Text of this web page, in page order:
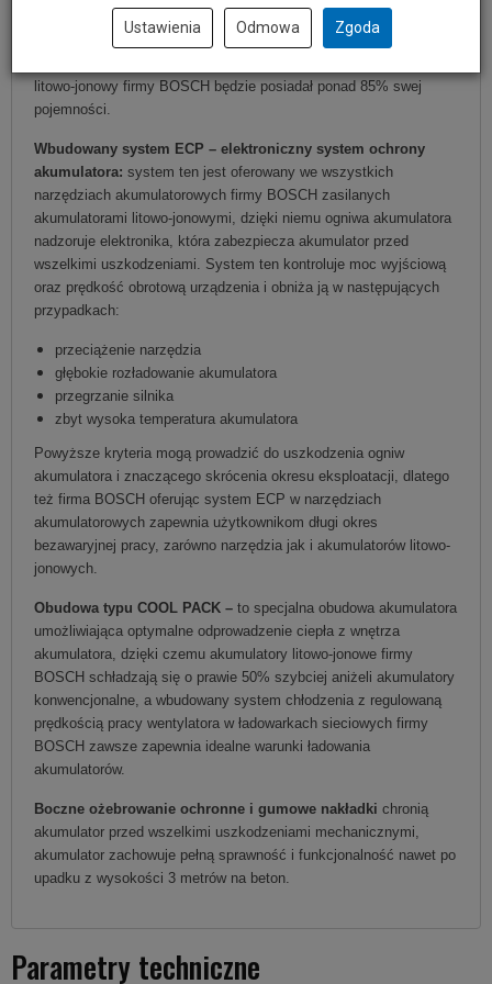
podczas gdy w akumulatorach NiCd / NiMH utrata pojemności
wynosi aż 25%, tym samym po okresie około 4 miesiący
litowo-jonowy firmy BOSCH będzie posiadał ponad 85% swej
pojemności.
Wbudowany system ECP – elektroniczny system ochrony
akumulatora: system ten jest oferowany we wszystkich
narzędziach akumulatorowych firmy BOSCH zasilanych
akumulatorami litowo-jonowymi, dzięki niemu ogniwa akumulatora
nadzoruje elektronika, która zabezpiecza akumulator przed
wszelkimi uszkodzeniami. System ten kontroluje moc wyjściową
oraz prędkość obrotową urządzenia i obniża ją w następujących
przypadkach:
przeciążenie narzędzia
głębokie rozładowanie akumulatora
przegrzanie silnika
zbyt wysoka temperatura akumulatora
Powyższe kryteria mogą prowadzić do uszkodzenia ogniw
akumulatora i znaczącego skrócenia okresu eksploatacji, dlatego
też firma BOSCH oferując system ECP w narzędziach
akumulatorowych zapewnia użytkownikom długi okres
bezawaryjnej pracy, zarówno narzędzia jak i akumulatorów litowo-
jonowych.
Obudowa typu COOL PACK – to specjalna obudowa akumulatora
umożliwiająca optymalne odprowadzenie ciepła z wnętrza
akumulatora, dzięki czemu akumulatory litowo-jonowe firmy
BOSCH schładzają się o prawie 50% szybciej aniżeli akumulatory
konwencjonalne, a wbudowany system chłodzenia z regulowaną
prędkością pracy wentylatora w ładowarkach sieciowych firmy
BOSCH zawsze zapewnia idealne warunki ładowania
akumulatorów.
Boczne ożebrowanie ochronne i gumowe nakładki chronią
akumulator przed wszelkimi uszkodzeniami mechanicznymi,
akumulator zachowuje pełną sprawność i funkcjonalność nawet po
upadku z wysokości 3 metrów na beton.
Parametry techniczne
Ustawienia Odmowa Zgoda